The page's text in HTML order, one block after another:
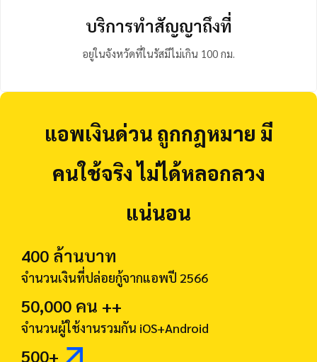
บริการทำสัญญาถึงที่
อยู่ในจังหวัดที่ในรัสมีไม่เกิน 100 กม.
แอพเงินด่วน ถูกกฎหมาย มี
คนใช้จริง ไม่ได้หลอกลวง
แน่นอน
400 ล้านบาท
จำนวนเงินที่ปล่อยกู้จากแอพปี 2566
50,000 คน ++
จำนวนผู้ใช้งานรวมกัน iOS+Android
500+